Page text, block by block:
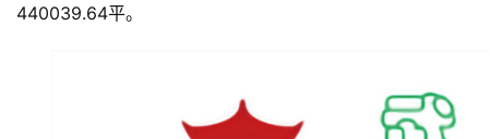
440039.64平。